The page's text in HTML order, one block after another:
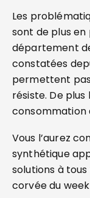
Les
sont de plus
département
constatées
permettent pas
résiste. De
consommation
Vous l’aurez
synthétique
solutions à
corvée du